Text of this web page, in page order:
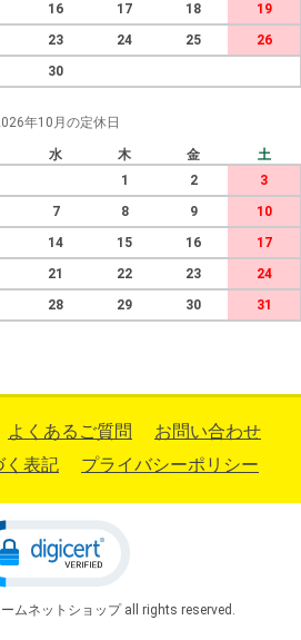
16 17 18
19
23 24 25
26
30
年10月の定休日
水 木 金
土
1
2
3
7 8 9
10
14 15 16
17
21 22 23
24
28 29 30 31
よくあるご質問
お問い合わせ
く表記
プライバシーポリシー
ムネットショップ all rights reserved.